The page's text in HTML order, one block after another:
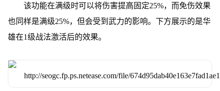
该功能在满级时可以将伤害提高固定25%，而免伤效果
也同样是满级25%，但会受到武力的影响。下方展示的是华
雄在1级战法激活后的效果。